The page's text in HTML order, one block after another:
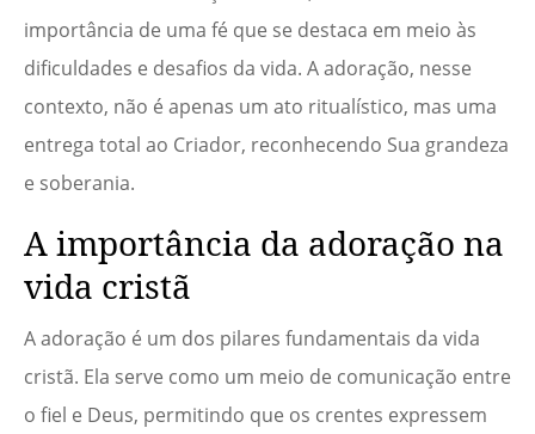
importância de uma fé que se destaca em meio às
dificuldades e desafios da vida. A adoração, nesse
contexto, não é apenas um ato ritualístico, mas uma
entrega total ao Criador, reconhecendo Sua grandeza
e soberania.
A importância da adoração na
vida cristã
A adoração é um dos pilares fundamentais da vida
cristã. Ela serve como um meio de comunicação entre
o fiel e Deus, permitindo que os crentes expressem